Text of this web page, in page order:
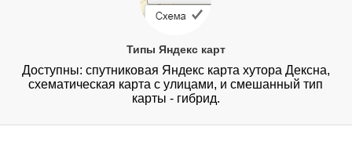
Типы Яндекс карт
Доступны: спутниковая Яндекс карта хутора Дексна,
схематическая карта с улицами, и смешанный тип
карты - гибрид.